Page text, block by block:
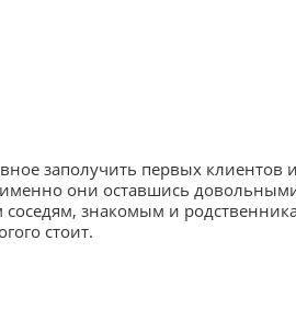
заполучить первых клиентов
именно они оставшись
знакомым и
стоит.